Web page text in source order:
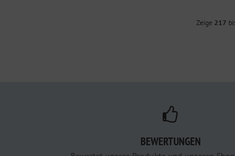
Zeige 217
BEWERTUNGEN